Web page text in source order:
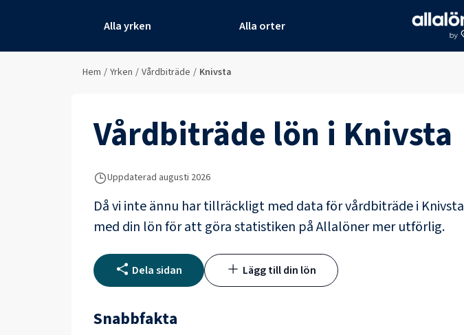
Alla yrken Alla orter
Hem / Yrken / Vårdbiträde / Knivsta
Vårdbiträde lön i Knivsta
Uppdaterad augusti 2026
Då vi inte ännu har tillräckligt med data förvårdbiträdei Knivsta
med din lön för att göra statistiken på Allalöner mer utförlig.
Dela sidan Lägg till din lön
Snabbfakta